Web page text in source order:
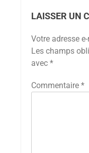
LAISSER UN
Votre adresse
Les champs
avec *
Commentaire *